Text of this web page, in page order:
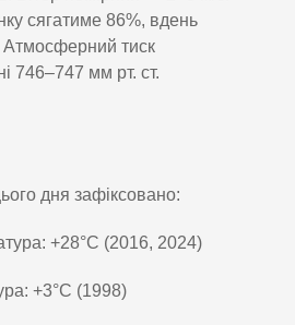
сягатиме 86%, вдень
Атмосферний тиск
746–747 мм рт. ст.
дня зафіксовано:
+28°C (2016, 2024)
+3°C (1998)